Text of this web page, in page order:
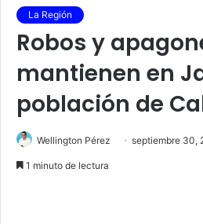
La Región
Robos y
mantienen en
población de
Wellington Pérez septiembre 30,
1 minuto de lectura